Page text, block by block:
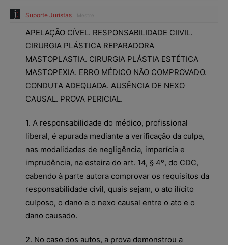
Suporte Juristas Mestre
APELAÇÃO CÍVEL. RESPONSABILIDADE CIIVIL.
CIRURGIA PLÁSTICA REPARADORA
MASTOPLASTIA. CIRURGIA PLÁSTIA ESTÉTICA
MASTOPEXIA. ERRO MÉDICO NÃO COMPROVADO.
CONDUTA ADEQUADA. AUSÊNCIA DE NEXO
CAUSAL. PROVA PERICIAL.
1. A responsabilidade do médico, profissional
liberal, é apurada mediante a verificação da culpa,
nas modalidades de negligência, imperícia e
imprudência, na esteira do art. 14, § 4º, do CDC,
cabendo à parte autora comprovar os requisitos da
responsabilidade civil, quais sejam, o ato ilícito
culposo, o dano e o nexo causal entre o ato e o
dano causado.
2. No caso dos autos, a prova demonstrou a